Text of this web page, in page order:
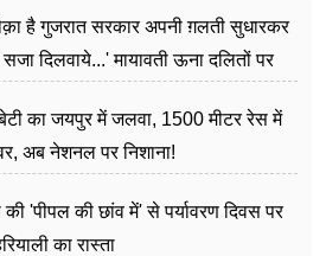
है गुजरात सरकार अपनी ग़लती सुधारकर
सजा दिलवाये...' मायावती ऊना दलितों पर
का जयपुर में जलवा, 1500 मीटर रेस में
अब नेशनल पर निशाना!
की 'पीपल की छांव में' से पर्यावरण दिवस पर
का रास्ता